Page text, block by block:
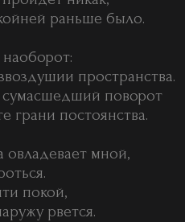
раньше было.
пространства.
поворот
грани постоянства.
овладевает мной,
покой,
рвется.